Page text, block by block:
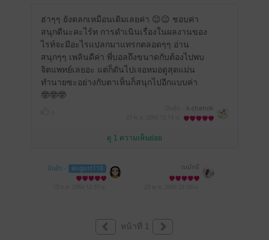
ฮ่าๆๆ ยังตลกเหมือนเดิมเลยค่า 😉😉 ชอบค่า
สนุกดีนะคะไร์ท การดำเนินเรื่องในผลงานของ
ไรท์จะมีอะไรแปลกมาแทรกตลอดๆๆ อ่าน
สนุกๆๆ เพลินดีค่า พี่บอลถึงขนาดกับต้องไปพบ
จิตแพทย์เลยอะ แต่ก็ดันไปเจอหมอดูสุดแม่น
ทำนายซะอย่างกับตาเห็นก็สนุกไปอีกแบบค่า
🤓🤓🤓
k-chanok
ดู 1 ความเห็นย่อย
มีแล้ว - august118 ณมัทรี
หน้าที่ 1